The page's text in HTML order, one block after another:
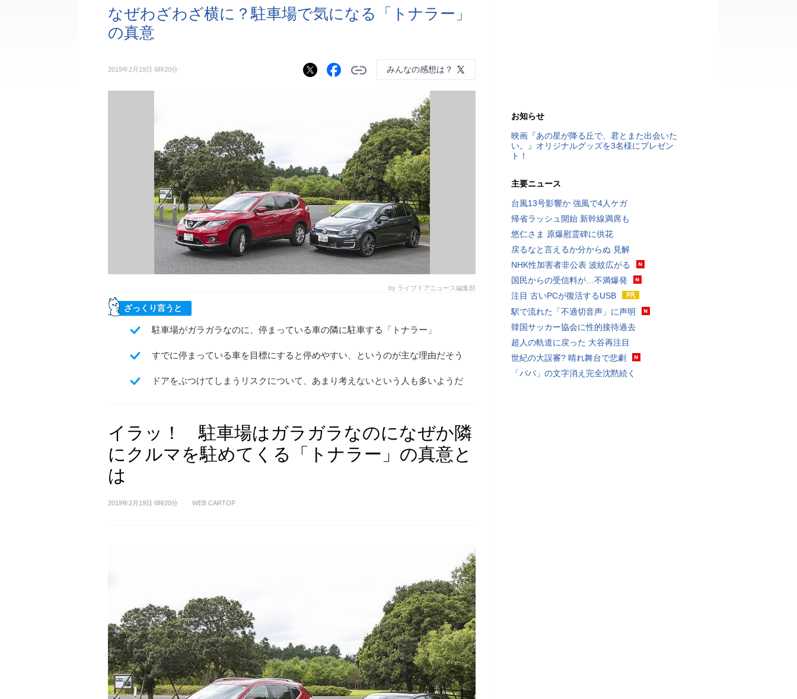
なぜわざわざ横に？駐車場で気になる「トナラー」
の真意
2019年2月19日 6時20分 みんなの感想は？
by ライブドアニュース編集部
ざっくり言うと
駐車場がガラガラなのに、停まっている車の隣に駐車する「トナラー」
すでに停まっている車を目標にすると停めやすい、というのが主な理由だそう
ドアをぶつけてしまうリスクについて、あまり考えないという人も多いようだ
イラッ！ 駐車場はガラガラなのになぜか隣
にクルマを駐めてくる「トナラー」の真意と
は
2019年2月19日 6時20分 WEB CARTOP
お知らせ
映画『あの星が降る丘で、君とまた出会いた
い。』オリジナルグッズを3名様にプレゼン
ト！
主要ニュース
台風13号影響か 強風で4人ケガ
帰省ラッシュ開始 新幹線満席も
悠仁さま 原爆慰霊碑に供花
戻るなと言えるか分からぬ 見解
NHK性加害者非公表 波紋広がる
国民からの受信料が…不満爆発
注目 古いPCが復活するUSB
駅で流れた「不適切音声」に声明
韓国サッカー協会に性的接待過去
超人の軌道に戻った 大谷再注目
世紀の大誤審? 晴れ舞台で悲劇
「パパ」の文字消え完全沈黙続く